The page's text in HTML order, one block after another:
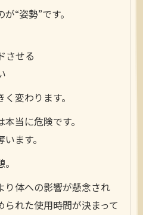
“姿勢”です。
させる
変わります。
当に危険です。
ます。
り体への影響が懸念され
れた使用時間が決まって